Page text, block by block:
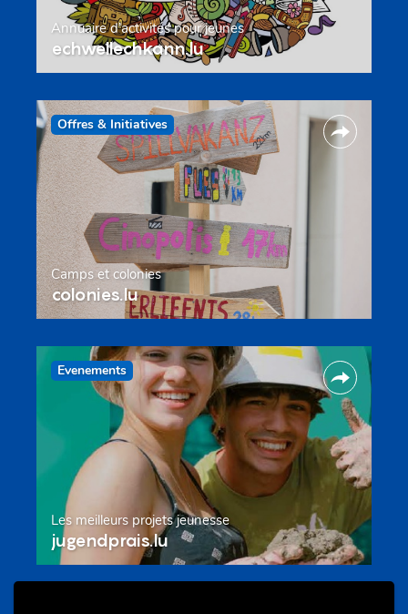
Annuaire d’activités pour jeunes
echwellechkann.lu
Offres & Initiatives
Camps et colonies
colonies.lu
Evenements
Les meilleurs projets jeunesse
jugendprais.lu